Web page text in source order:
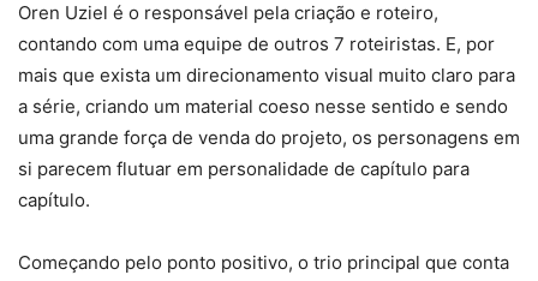
Oren Uziel é o responsável pela criação e roteiro,
contando com uma equipe de outros 7 roteiristas. E, por
mais que exista um direcionamento visual muito claro para
a série, criando um material coeso nesse sentido e sendo
uma grande força de venda do projeto, os personagens em
si parecem flutuar em personalidade de capítulo para
capítulo.
Começando pelo ponto positivo, o trio principal que conta